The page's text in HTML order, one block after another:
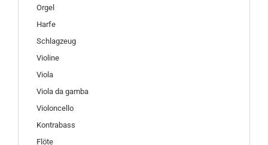
Orgel
Harfe
Schlagzeug
Violine
Viola
Viola da gamba
Violoncello
Kontrabass
Flöte